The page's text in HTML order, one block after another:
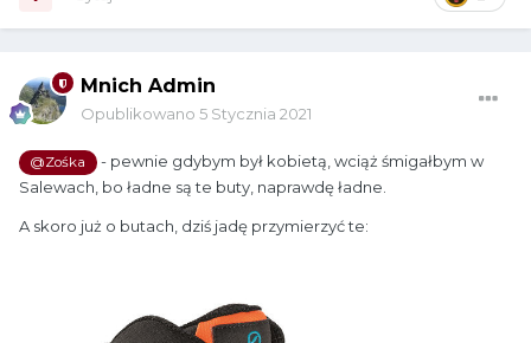
Mnich Admin
Opublikowano 5 Stycznia 2021
@Zośka
- pewnie gdybym był kobietą, wciąż śmigałbym w
Salewach, bo ładne są te buty, naprawdę ładne.
A skoro już o butach, dziś jadę przymierzyć te: